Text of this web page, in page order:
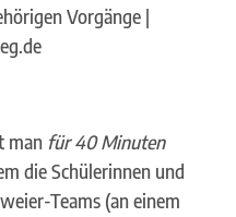
Vorgänge |
man für 40 Minuten
die Schülerinnen und
Teams (an einem